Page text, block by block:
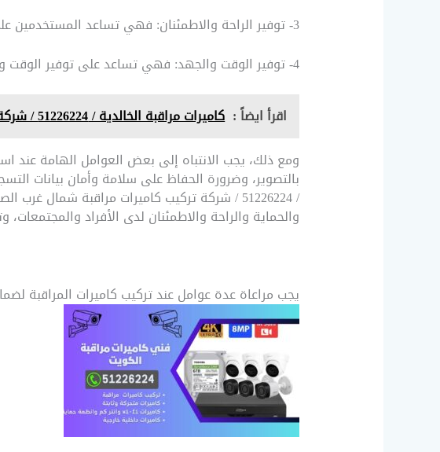
3- توفير الراحة والاطمئنان: فهي تساعد المستخدمين على الاطمئنان والراحة، حيث يمكنهم مراقبة الأحداث والتحكم فيها بشكل سهل ومريح.
4- توفير الوقت والجهد: فهي تساعد على توفير الوقت والجهد اللازمين للمراقبة اليدوية، وتحديد الأحداث والتحكم فيها بشكل أسرع وأسهل.
اقرأ ايضاً : كاميرات مراقبة الخالدية / 51226224 / شركة تركيب كاميرات مراقبة الدسمة
ومع ذلك، يجب الانتباه إلى بعض العوامل الهامة عند
بالتصوير، وضرورة الحفاظ على سلامة وأمان بيانات
/ 51226224 / شركة تركيب كاميرات مراقبة
والحماية والراحة والاطمئنان لدى الأفراد والمجتمعات،
يجب مراعاة عدة عوامل عند تركيب كاميرات المراقبة